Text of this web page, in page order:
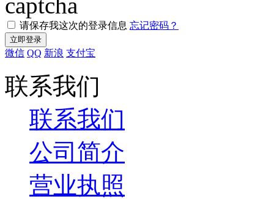
请保存我这次的登录信息 忘记密码？
微信 QQ 新浪 支付宝
联系我们
联系我们
公司简介
营业执照